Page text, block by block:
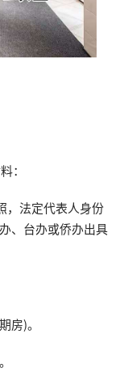
：
法定代表人身份
、台办或侨办出具
)。